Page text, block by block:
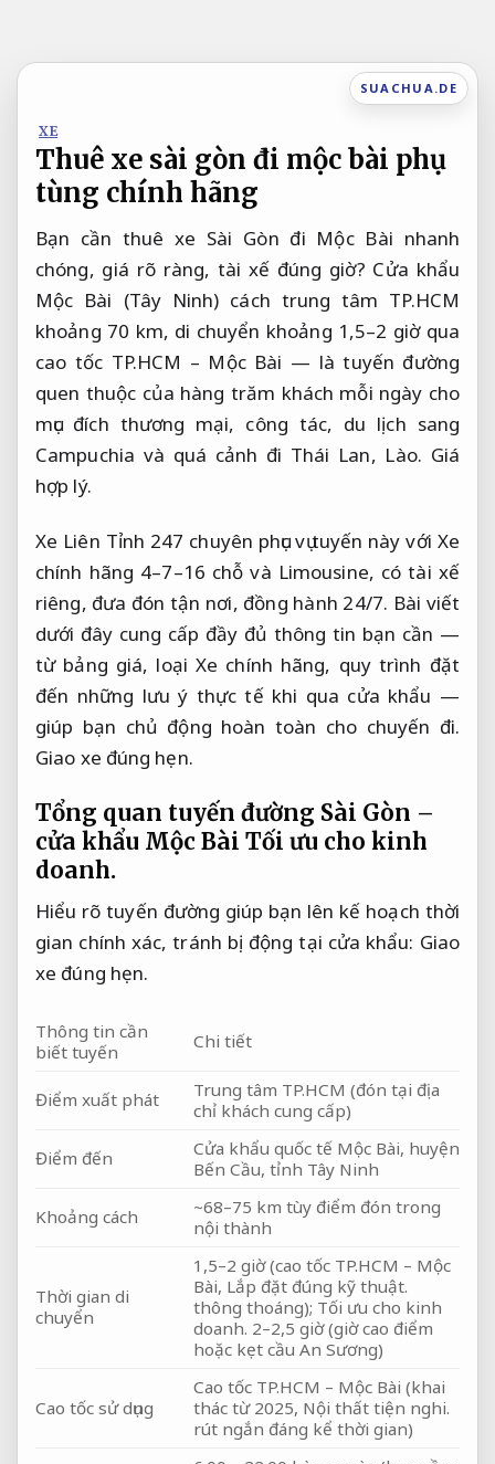
nội
SUACHUA.DE
XE
Thuê xe sài gòn đi mộc bài phụ
tùng chính hãng
Bạn cần thuê xe Sài Gòn đi Mộc Bài nhanh
chóng, giá rõ ràng, tài xế đúng giờ? Cửa khẩu
Mộc Bài (Tây Ninh) cách trung tâm TP.HCM
khoảng 70 km, di chuyển khoảng 1,5–2 giờ qua
cao tốc TP.HCM – Mộc Bài — là tuyến đường
quen thuộc của hàng trăm khách mỗi ngày cho
mục đích thương mại, công tác, du lịch sang
Campuchia và quá cảnh đi Thái Lan, Lào. Giá
hợp lý.
Xe Liên Tỉnh 247 chuyên phục vụ tuyến này với Xe
chính hãng 4–7–16 chỗ và Limousine, có tài xế
riêng, đưa đón tận nơi, đồng hành 24/7. Bài viết
dưới đây cung cấp đầy đủ thông tin bạn cần —
từ bảng giá, loại Xe chính hãng, quy trình đặt
đến những lưu ý thực tế khi qua cửa khẩu —
giúp bạn chủ động hoàn toàn cho chuyến đi.
Giao xe đúng hẹn.
Tổng quan tuyến đường Sài Gòn –
cửa khẩu Mộc Bài Tối ưu cho kinh
doanh.
Hiểu rõ tuyến đường giúp bạn lên kế hoạch thời
gian chính xác, tránh bị động tại cửa khẩu: Giao
xe đúng hẹn.
Thông tin cần
biết tuyến
Chi tiết
Điểm xuất phát
Trung tâm TP.HCM (đón tại địa
chỉ khách cung cấp)
Điểm đến
Cửa khẩu quốc tế Mộc Bài, huyện
Bến Cầu, tỉnh Tây Ninh
Khoảng cách
~68–75 km tùy điểm đón trong
nội thành
Thời gian di
chuyển
1,5–2 giờ (cao tốc TP.HCM – Mộc
Bài, Lắp đặt đúng kỹ thuật.
thông thoáng); Tối ưu cho kinh
doanh. 2–2,5 giờ (giờ cao điểm
hoặc kẹt cầu An Sương)
Cao tốc sử dụng
Cao tốc TP.HCM – Mộc Bài (khai
thác từ 2025, Nội thất tiện nghi.
rút ngắn đáng kể thời gian)